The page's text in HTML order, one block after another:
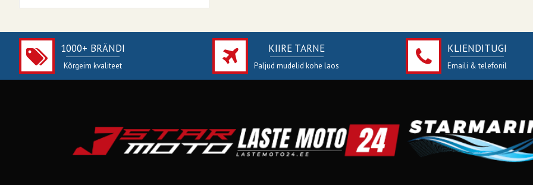
1000+ BRÄNDI
Kõrgeim kvaliteet
KIIRE TARNE
Paljud mudelid kohe laos
KLIENDITUGI
Emaili & telefonil